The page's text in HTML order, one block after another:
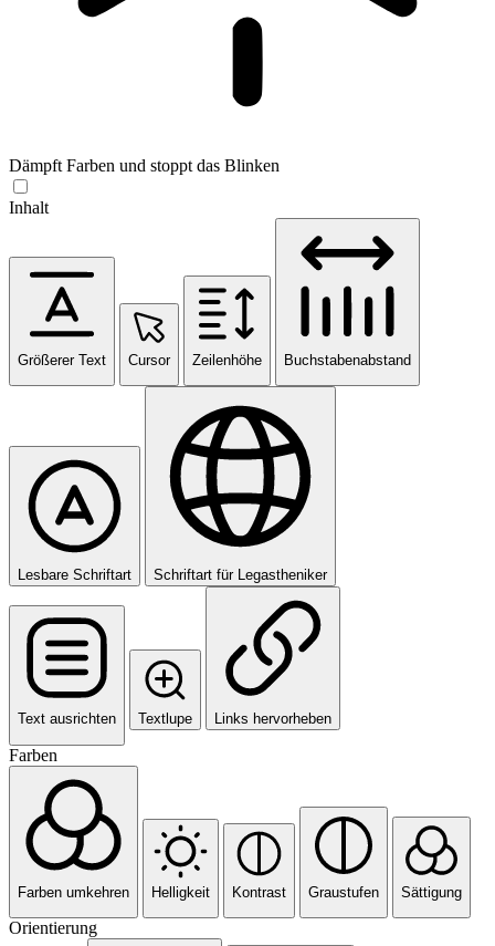
Dämpft Farben und stoppt das Blinken
Inhalt
Größerer Text Cursor Zeilenhöhe Buchstabenabstand
Lesbare Schriftart Schriftart für Legastheniker
Text ausrichten Textlupe Links hervorheben
Farben
Farben umkehren Helligkeit Kontrast Graustufen Sättigung
Orientierung